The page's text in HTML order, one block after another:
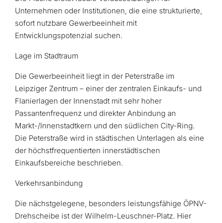
Unternehmen oder Institutionen, die eine strukturierte,
sofort nutzbare Gewerbeeinheit mit
Entwicklungspotenzial suchen.
Lage im Stadtraum
Die Gewerbeeinheit liegt in der Peterstraße im
Leipziger Zentrum – einer der zentralen Einkaufs- und
Flanierlagen der Innenstadt mit sehr hoher
Passantenfrequenz und direkter Anbindung an
Markt-/Innenstadtkern und den südlichen City-Ring.
Die Peterstraße wird in städtischen Unterlagen als eine
der höchstfrequentierten innerstädtischen
Einkaufsbereiche beschrieben.
Verkehrsanbindung
Die nächstgelegene, besonders leistungsfähige ÖPNV-
Drehscheibe ist der Wilhelm-Leuschner-Platz. Hier